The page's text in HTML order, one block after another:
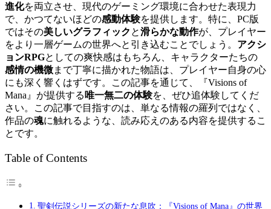
進化を両立させ、現代のゲーミング環境に合わせた表現力
で、かつてないほどの感動体験を提供します。特に、PC版
ではその美しいグラフィック と滑らかな動作が、プレイヤー
をより一層ゲームの世界へと引き込むことでしょう。 アクシ
ョンRPGとしての爽快感はもちろん、キャラクターたちの
感情の機微まで丁寧に描かれた物語は、プレイヤー自身の心
にも深く響くはずです。この記事を通じて、『Visions of
Mana』が提供する 唯一無二の体験を、ぜひ追体験してくだ
さい。この記事で目指すのは、単なる情報の羅列ではなく、
作品の魂に触れるような、読み応えのある内容を提供するこ
とです。
Table of Contents
聖剣伝説シリーズの新たな息吹：『Visions of Mana』の世界